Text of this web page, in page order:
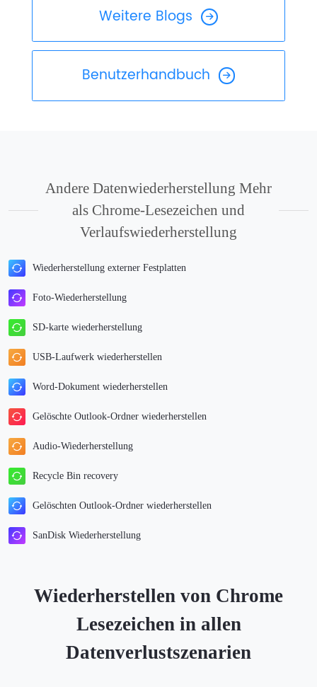
Weitere Blogs
Benutzerhandbuch
Andere Datenwiederherstellung Mehr
als Chrome-Lesezeichen und
Verlaufswiederherstellung
Wiederherstellung externer Festplatten
Foto-Wiederherstellung
SD-karte wiederherstellung
USB-Laufwerk wiederherstellen
Word-Dokument wiederherstellen
Gelöschte Outlook-Ordner wiederherstellen
Audio-Wiederherstellung
Recycle Bin recovery
Gelöschten Outlook-Ordner wiederherstellen
SanDisk Wiederherstellung
Wiederherstellen von Chrome
Lesezeichen in allen
Datenverlustszenarien